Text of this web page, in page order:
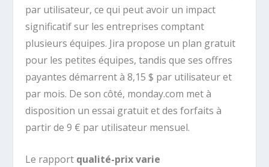
par utilisateur, ce qui peut avoir un impact
significatif sur les entreprises comptant
plusieurs équipes. Jira propose un plan gratuit
pour les petites équipes, tandis que ses offres
payantes démarrent à 8,15 $ par utilisateur et
par mois. De son côté, monday.com met à
disposition un essai gratuit et des forfaits à
partir de 9 € par utilisateur mensuel.
Le rapport qualité-prix varie